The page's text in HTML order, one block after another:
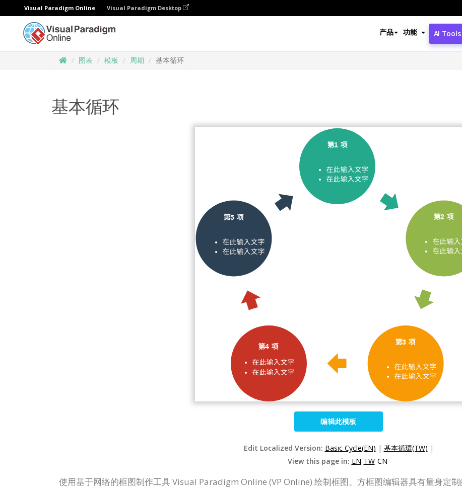
Visual Paradigm Online Visual Paradigm Desktop
产品 功能 AI Tools
图表 模板 周期 基本循环
基本循环
编辑此模板
Edit Localized Version: Basic Cycle(EN) | 基本循環(TW) |
View this page in: EN TW CN
使用基于网络的框图制作工具 Visual Paradigm Online (VP Online) 绘制框图。方框图编辑器具有量身定制